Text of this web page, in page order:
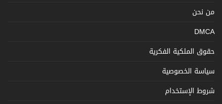
من نحن
DMCA
حقوق الملكية الفكرية
سياسة الخصوصية
شروط الإستخدام